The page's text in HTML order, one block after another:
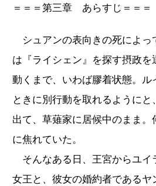
＝＝＝第三章 あらすじ＝＝＝
シュアンの表向きの死によっ
は『ライシェン』を探す摂政
動くまで、いわば膠着状態。ル
ときに別行動を取れるように
出て、草薙家に居候中のまま
に焦れていた。
そんなある日、王宮からユイ
女王と、彼女の婚約者である